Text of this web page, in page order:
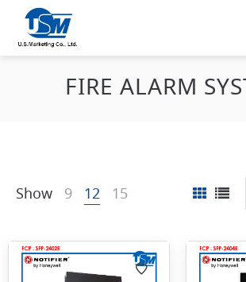
FIRE ALARM
Show 9 12 15